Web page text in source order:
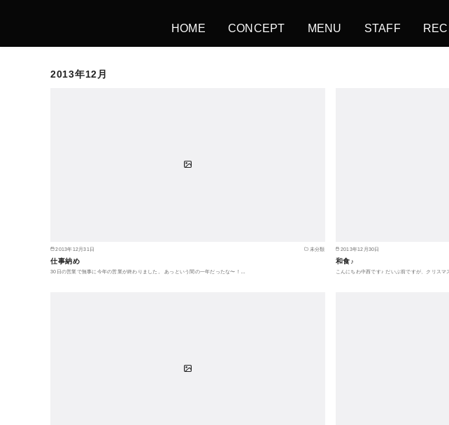
HOME CONCEPT MENU STAFF
2013年12月
2013年12月31日 未分類
仕事納め
30日の営業で無事に今年の営業が終わりました。 あっという間の一年だったな〜！…
2013年12月30日
和食♪
こんにちわ中西です♪ だいぶ前ですが、クリス